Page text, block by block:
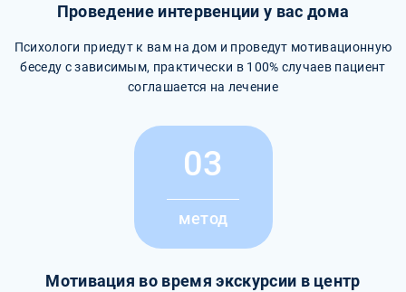
Проведение интервенции у вас дома
Психологи приедут к вам на дом и проведут мотивационную
беседу с зависимым, практически в 100% случаев пациент
соглашается на лечение
03
метод
Мотивация во время экскурсии в центр